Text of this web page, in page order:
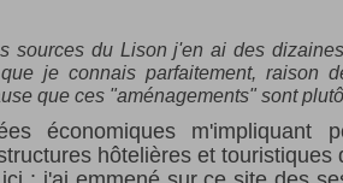
sources du Lison j'en ai des
je connais parfaitement, raison
que ces "aménagements" sont
économiques m'impliquant
hôtelières et touristiques